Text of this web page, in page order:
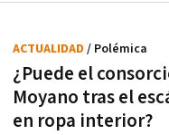
¿Puede el
Moyano tras el
en ropa interior?
ACTUALIDAD / Polémica